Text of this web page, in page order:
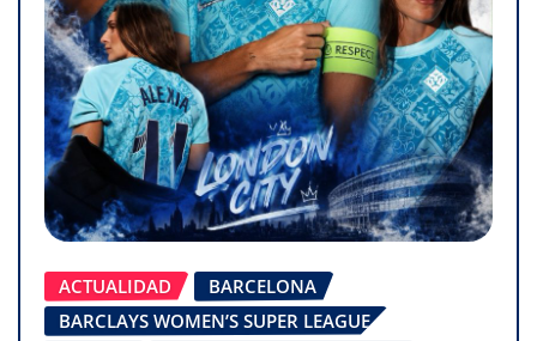
ACTUALIDAD
BARCELONA
BARCLAYS WOMEN’S SUPER LEAGUE